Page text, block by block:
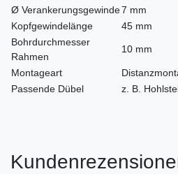
Ø Verankerungsgewinde7 mm
Kopfgewindelänge
45 mm
Bohrdurchmesser
Rahmen
10 mm
Montageart
Passende Dübel
z. B.